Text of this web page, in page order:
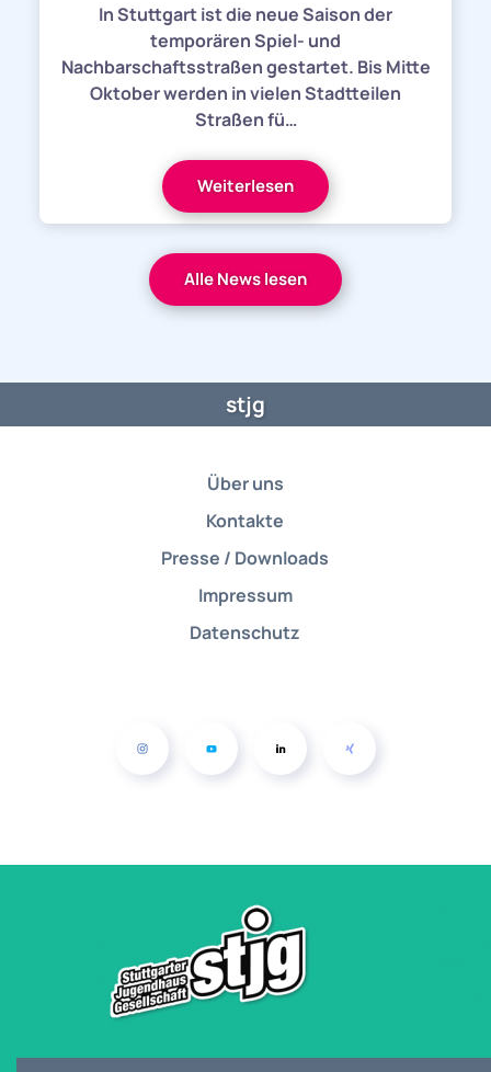
In Stuttgart ist die neue Saison der
temporären Spiel- und
Nachbarschaftsstraßen gestartet. Bis Mitte
Oktober werden in vielen Stadtteilen
Straßen fü…
Weiterlesen
Alle News lesen
stjg
Über uns
Kontakte
Presse / Downloads
Impressum
Datenschutz